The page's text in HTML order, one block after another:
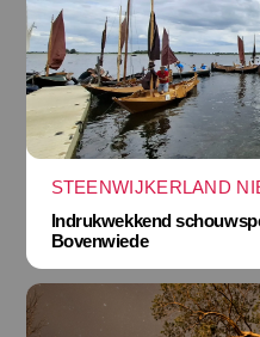
STEENWIJKERLAND
Indrukwekkend
Bovenwiede